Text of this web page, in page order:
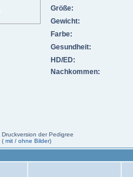
Größe:
Gewicht:
Farbe:
Gesundheit:
HD/ED:
Nachkommen:
Druckversion der Pedigree
( mit / ohne Bilder)